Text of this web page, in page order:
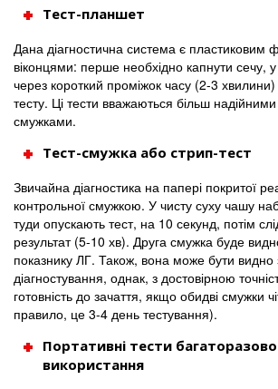
Тест-планшет
Дана діагностична система є пластиковим
віконцями: перше необхідно капнути сечу, у
через короткий проміжок часу (2-3
тесту. Ці тести вважаються більш надійними
смужками.
Тест-смужка або стрип-тест
Звичайна діагностика на папері покритої
контрольної смужкою. У чисту суху чашу
туди опускають тест, на 10 секунд, потім
результат (5-10 хв). Друга смужка буде
показнику ЛГ. Також, вона може бути
діагностування, однак, з достовірною
готовність до зачаття, якщо обидві смужки
правило, це 3-4 день тестування).
Портативні тести
використання